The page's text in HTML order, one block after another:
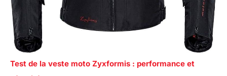
Test de la veste moto Zyxformis : performance et